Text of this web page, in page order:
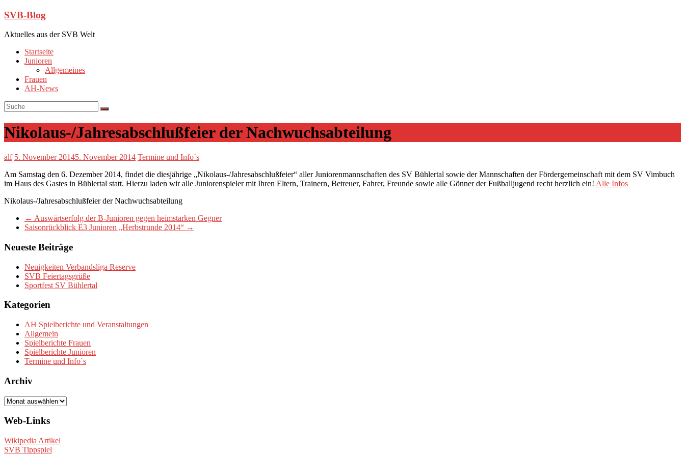
SVB-Blog
Aktuelles aus der SVB Welt
Startseite
Junioren
Allgemeines
Frauen
AH-News
Nikolaus-/Jahresabschlußfeier der Nachwuchsabteilung
alf 5. November 20145. November 2014 Termine und Info´s
Am Samstag den 6. Dezember 2014, findet die diesjährige „Nikolaus-/Jahresabschlußfeier“ aller Juniorenmannschaften des SV Bühlertal sowie der Mannschaften der Fördergemeinschaft mit dem SV Vimbuch
im Haus des Gastes in Bühlertal statt. Hierzu laden wir alle Juniorenspieler mit Ihren Eltern, Trainern, Betreuer, Fahrer, Freunde sowie alle Gönner der Fußballjugend recht herzlich ein! Alle Infos
Nikolaus-/Jahresabschlußfeier der Nachwuchsabteilung
← Auswärtserfolg der B-Junioren gegen heimstarken Gegner
Saisonrückblick E3 Junioren „Herbstrunde 2014“ →
Neueste Beiträge
Neuigkeiten Verbandsliga Reserve
SVB Feiertagsgrüße
Sportfest SV Bühlertal
Kategorien
AH Spielberichte und Veranstaltungen
Allgemein
Spielberichte Frauen
Spielberichte Junioren
Termine und Info´s
Archiv
Archiv
Web-Links
Wikipedia Artikel
SVB Tippspiel